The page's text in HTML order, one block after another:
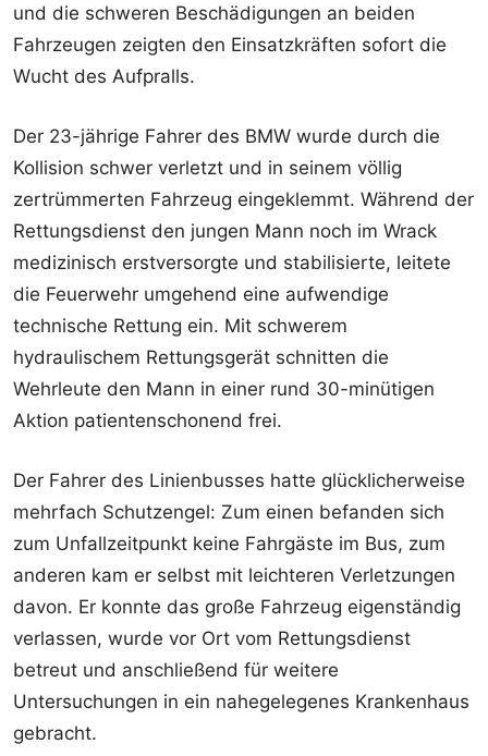
und die schweren Beschädigungen an beiden
Fahrzeugen zeigten den Einsatzkräften sofort die
Wucht des Aufpralls.
Der 23-jährige Fahrer des BMW wurde durch die
Kollision schwer verletzt und in seinem völlig
zertrümmerten Fahrzeug eingeklemmt. Während der
Rettungsdienst den jungen Mann noch im Wrack
medizinisch erstversorgte und stabilisierte, leitete
die Feuerwehr umgehend eine aufwendige
technische Rettung ein. Mit schwerem
hydraulischem Rettungsgerät schnitten die
Wehrleute den Mann in einer rund 30-minütigen
Aktion patientenschonend frei.
Der Fahrer des Linienbusses hatte glücklicherweise
mehrfach Schutzengel: Zum einen befanden sich
zum Unfallzeitpunkt keine Fahrgäste im Bus, zum
anderen kam er selbst mit leichteren Verletzungen
davon. Er konnte das große Fahrzeug eigenständig
verlassen, wurde vor Ort vom Rettungsdienst
betreut und anschließend für weitere
Untersuchungen in ein nahegelegenes Krankenhaus
gebracht.